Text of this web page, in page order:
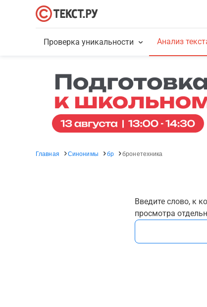
Проверка уникальности Анализ
Главная Синонимы бр бронетехника
Введите слово, к
просмотра